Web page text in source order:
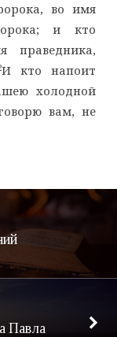
во имя
и кто
праведника,
И кто напоит
холодной
вам, не
Павла